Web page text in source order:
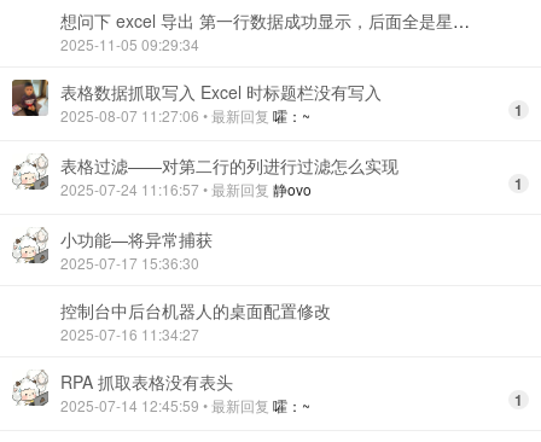
想问下 excel 导出 第一行数据成功显示，后面全是星号怎么处理
2025-11-05 09:29:34
表格数据抓取写入 Excel 时标题栏没有写入
2025-08-07 11:27:06 • 最新回复 嚯：~ 1
表格过滤——对第二行的列进行过滤怎么实现
2025-07-24 11:16:57 • 最新回复 静ovo 1
小功能—将异常捕获
2025-07-17 15:36:30
控制台中后台机器人的桌面配置修改
2025-07-16 11:34:27
RPA 抓取表格没有表头
2025-07-14 12:45:59 • 最新回复 嚯：~ 1